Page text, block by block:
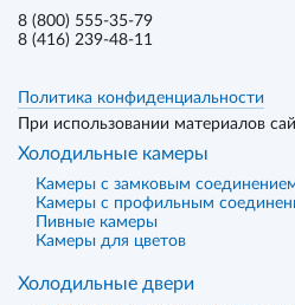
8 (800) 555-35-79
8 (416) 239-48-11
Политика конфиденциальности
При использовании материалов
Холодильные камеры
Камеры с замковым
Камеры с профильным
Пивные камеры
Камеры для цветов
Холодильные двери